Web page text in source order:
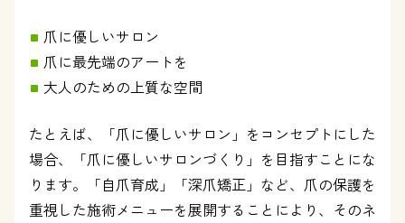
爪に優しいサロン
爪に最先端のアートを
大人のための上質な空間
たとえば、「爪に優しいサロン」をコンセプトにした
場合、「爪に優しいサロンづくり」を目指すことにな
ります。「自爪育成」「深爪矯正」など、爪の保護を
重視した施術メニューを展開することにより、そのネ